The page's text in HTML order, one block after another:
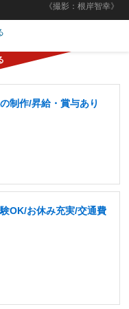
《撮影：根岸智幸》
制作/昇給・賞与あり
OK/お休み充実/交通費